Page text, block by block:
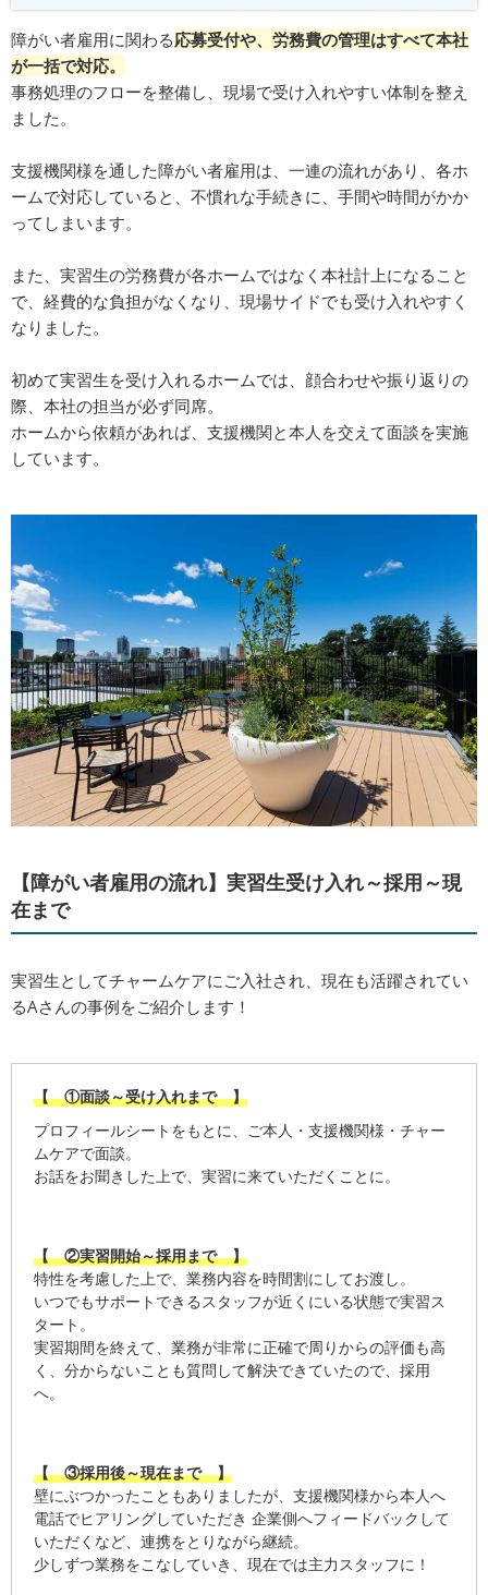
障がい者雇用に関わる応募受付や、労務費の管理はすべて本社
が一括で対応。
事務処理のフローを整備し、現場で受け入れやすい体制を整え
ました。
支援機関様を通した障がい者雇用は、一連の流れがあり、各ホ
ームで対応していると、不慣れな手続きに、手間や時間がかか
ってしまいます。
また、実習生の労務費が各ホームではなく本社計上になること
で、経費的な負担がなくなり、現場サイドでも受け入れやすく
なりました。
初めて実習生を受け入れるホームでは、顔合わせや振り返りの
際、本社の担当が必ず同席。
ホームから依頼があれば、支援機関と本人を交えて面談を実施
しています。
【障がい者雇用の流れ】実習生受け入れ～採用～現
在まで
実習生としてチャームケアにご入社され、現在も活躍されてい
るAさんの事例をご紹介します！
【 ①面談～受け入れまで 】
プロフィールシートをもとに、ご本人・支援機関様・チャー
ムケアで面談。
お話をお聞きした上で、実習に来ていただくことに。
【 ②実習開始～採用まで 】
特性を考慮した上で、業務内容を時間割にしてお渡し。
いつでもサポートできるスタッフが近くにいる状態で実習ス
タート。
実習期間を終えて、業務が非常に正確で周りからの評価も高
く、分からないことも質問して解決できていたので、採用
へ。
【 ③採用後～現在まで 】
壁にぶつかったこともありましたが、支援機関様から本人へ
電話でヒアリングしていただき 企業側へフィードバックして
いただくなど、連携をとりながら継続。
少しずつ業務をこなしていき、現在では主力スタッフに！